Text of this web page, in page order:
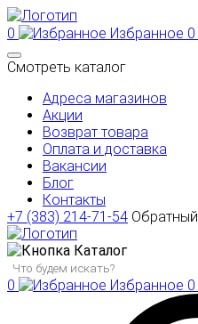
0 Избранное 0
Смотреть каталог
Адреса магазинов
Акции
Возврат товара
Оплата и доставка
Вакансии
Блог
Контакты
+7 (383) 214-71-54
Каталог
0 Избранное 0